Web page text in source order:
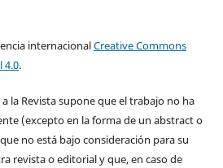
internacionalCreative Commons
4.0.
la Revista supone que el trabajo no ha
(excepto en la forma de un abstract o
no está bajo consideración para su
revista o editorial y que, en caso de